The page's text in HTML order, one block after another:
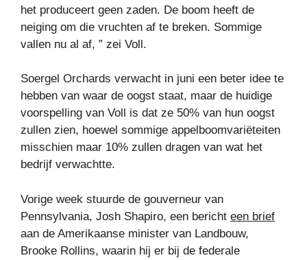
het produceert geen zaden. De boom heeft de
neiging om die vruchten af ​​te breken. Sommige
vallen nu al af, ” zei Voll.
Soergel Orchards verwacht in juni een beter idee te
hebben van waar de oogst staat, maar de huidige
voorspelling van Voll is dat ze 50% van hun oogst
zullen zien, hoewel sommige appelboomvariëteiten
misschien maar 10% zullen dragen van wat het
bedrijf verwachtte.
Vorige week stuurde de gouverneur van
Pennsylvania, Josh Shapiro, een bericht een brief
aan de Amerikaanse minister van Landbouw,
Brooke Rollins, waarin hij er bij de federale